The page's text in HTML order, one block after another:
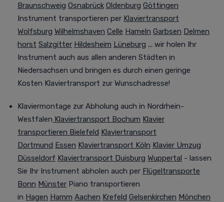
Braunschweig Osnabrück Oldenburg Göttingen
Instrument transportieren per Klaviertransport
Wolfsburg Wilhelmshaven Celle Hameln Garbsen Delmen
horst Salzgitter Hildesheim Lüneburg ... wir holen Ihr
Instrument auch aus allen anderen Städten in
Niedersachsen und bringen es durch einen geringe
Kosten Klaviertransport zur Wunschadresse!
Klaviermontage zur Abholung auch in Nordrhein-
Westfalen Klaviertransport Bochum Klavier
transportieren Bielefeld Klaviertransport
Dortmund Essen Klaviertransport Köln Klavier Umzug
Düsseldorf Klaviertransport Duisburg Wuppertal - lassen
Sie Ihr Instrument abholen auch per Flügeltransporte
Bonn Münster Piano transportieren
in Hagen Hamm Aachen Krefeld Gelsenkirchen Mönchen